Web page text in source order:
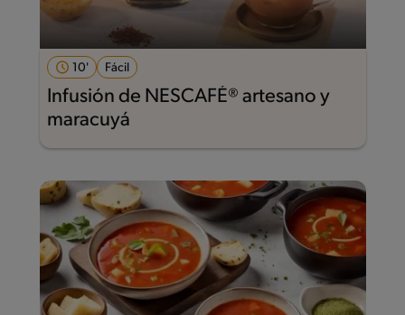
10' Fácil
Infusión de NESCAFÉ® artesano y
maracuyá